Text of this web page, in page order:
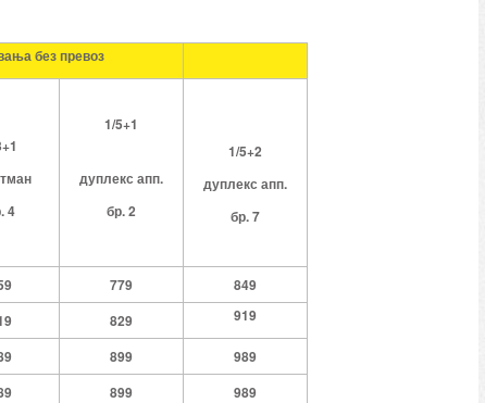
без превоз
4
1/5+1
дуплексапп.
бр.2
1/5+2
дуплексапп.
бр.7
779
849
829
919
899
989
899
989